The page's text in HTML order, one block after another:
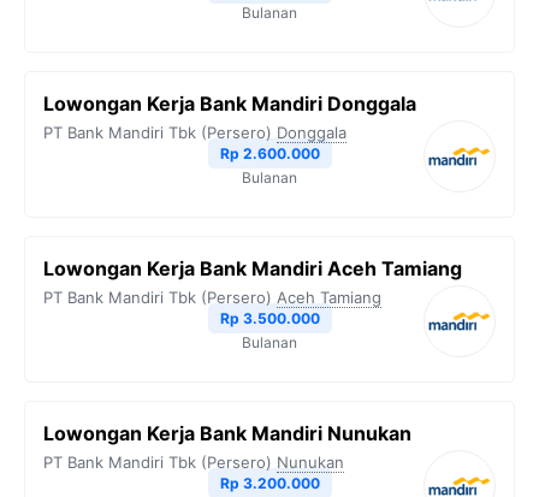
Bulanan
Lowongan Kerja Bank Mandiri Donggala
PT Bank Mandiri Tbk (Persero) Donggala
Rp 2.600.000
Bulanan
Lowongan Kerja Bank Mandiri Aceh Tamiang
PT Bank Mandiri Tbk (Persero) Aceh Tamiang
Rp 3.500.000
Bulanan
Lowongan Kerja Bank Mandiri Nunukan
PT Bank Mandiri Tbk (Persero) Nunukan
Rp 3.200.000